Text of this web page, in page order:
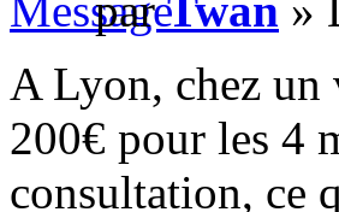
A Lyon, chez un
200€ pour les 4
consultation, ce